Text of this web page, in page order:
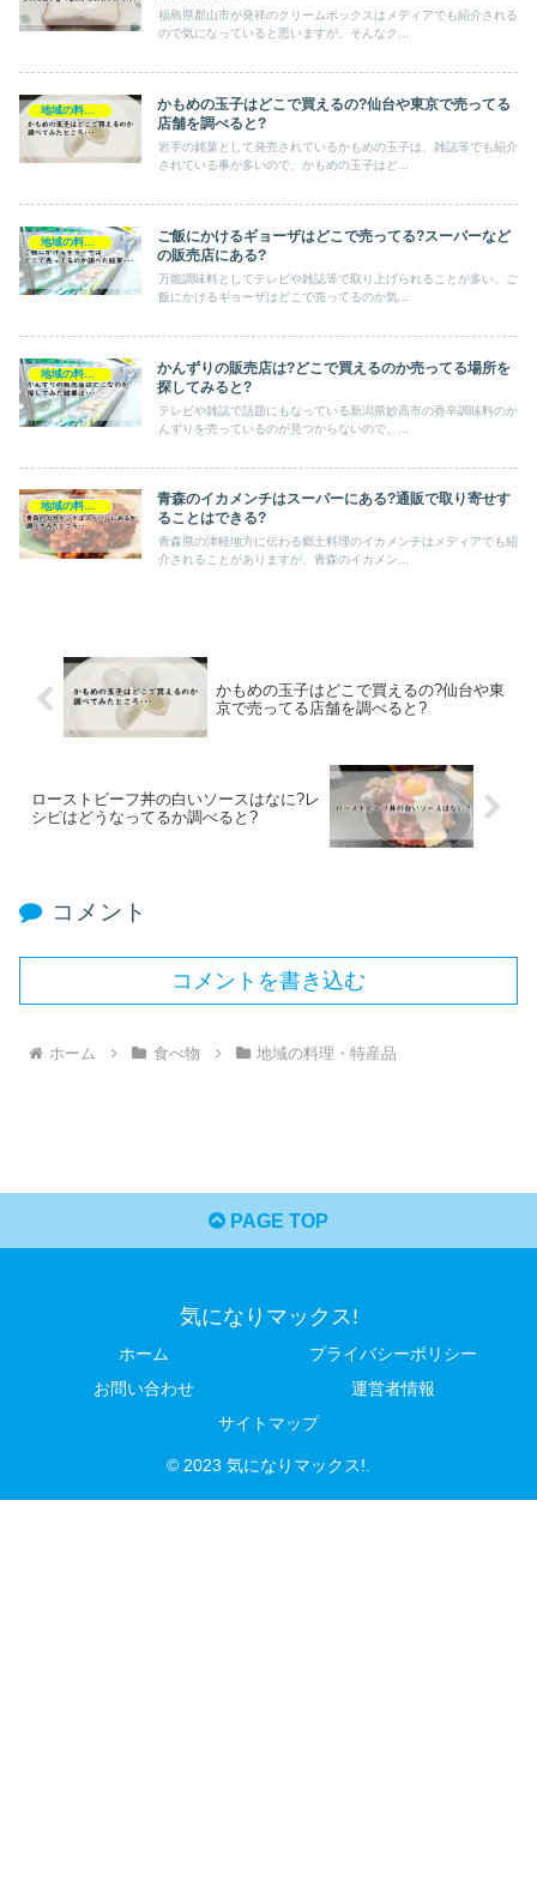
福島県郡山市が発祥のクリームボックスはメディアでも紹介される
ので気になっていると思いますが、そんなク...
かもめの玉子はどこで買えるの?仙台や東京で売ってる
店舗を調べると?
岩手の銘菓として発売されているかもめの玉子は、雑誌等でも紹介
されている事が多いので、かもめの玉子はど...
ご飯にかけるギョーザはどこで売ってる?スーパーなど
の販売店にある?
万能調味料としてテレビや雑誌等で取り上げられることが多い、ご
飯にかけるギョーザはどこで売ってるのか気...
かんずりの販売店は?どこで買えるのか売ってる場所を
探してみると?
テレビや雑誌で話題にもなっている新潟県妙高市の香辛調味料のか
んずりを売っているのが見つからないので、...
青森のイカメンチはスーパーにある?通販で取り寄せす
ることはできる?
青森県の津軽地方に伝わる郷土料理のイカメンチはメディアでも紹
介されることがありますが、青森のイカメン...
かもめの玉子はどこで買えるの?仙台や東
京で売ってる店舗を調べると?
ローストビーフ丼の白いソースはなに?レ
シピはどうなってるか調べると?
コメント
コメントを書き込む
ホーム 食べ物 地域の料理・特産品
PAGE TOP
気になりマックス!
ホーム
プライバシーポリシー
お問い合わせ
運営者情報
サイトマップ
© 2023 気になりマックス!.